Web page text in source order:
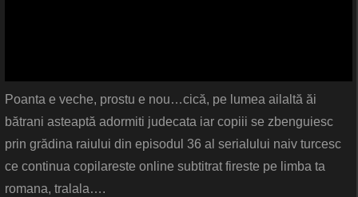
Poanta e veche, prostu e nou…cică, pe lumea ailaltă ăi
bătrani asteaptă adormiti judecata iar copiii se zbenguiesc
prin grădina raiului din episodul 36 al serialului naiv turcesc
ce continua copilareste online subtitrat fireste pe limba ta
romana, tralala….